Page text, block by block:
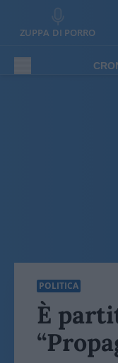
ZUPPA DI PORRO
POLITICA
È